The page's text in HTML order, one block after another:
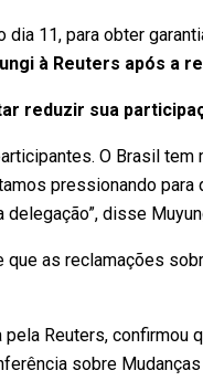
11, para obter
à Reuters após a
reduzir sua
O Brasil
pressionando
disse
as reclamações
Reuters, confirmou
sobre